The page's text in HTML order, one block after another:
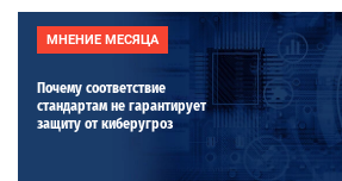
МНЕНИЕ МЕСЯЦА
Почему соответствие
стандартам не гарантирует
защиту от киберугроз